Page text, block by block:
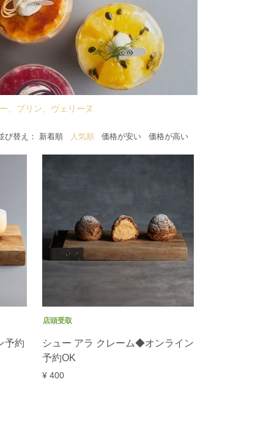
、プリン、ヴェリーヌ
新着順 人気順 価格が安い 価格が高い
予約
店頭受取
シュー アラ クレーム◆オンライン
予約OK
¥ 400